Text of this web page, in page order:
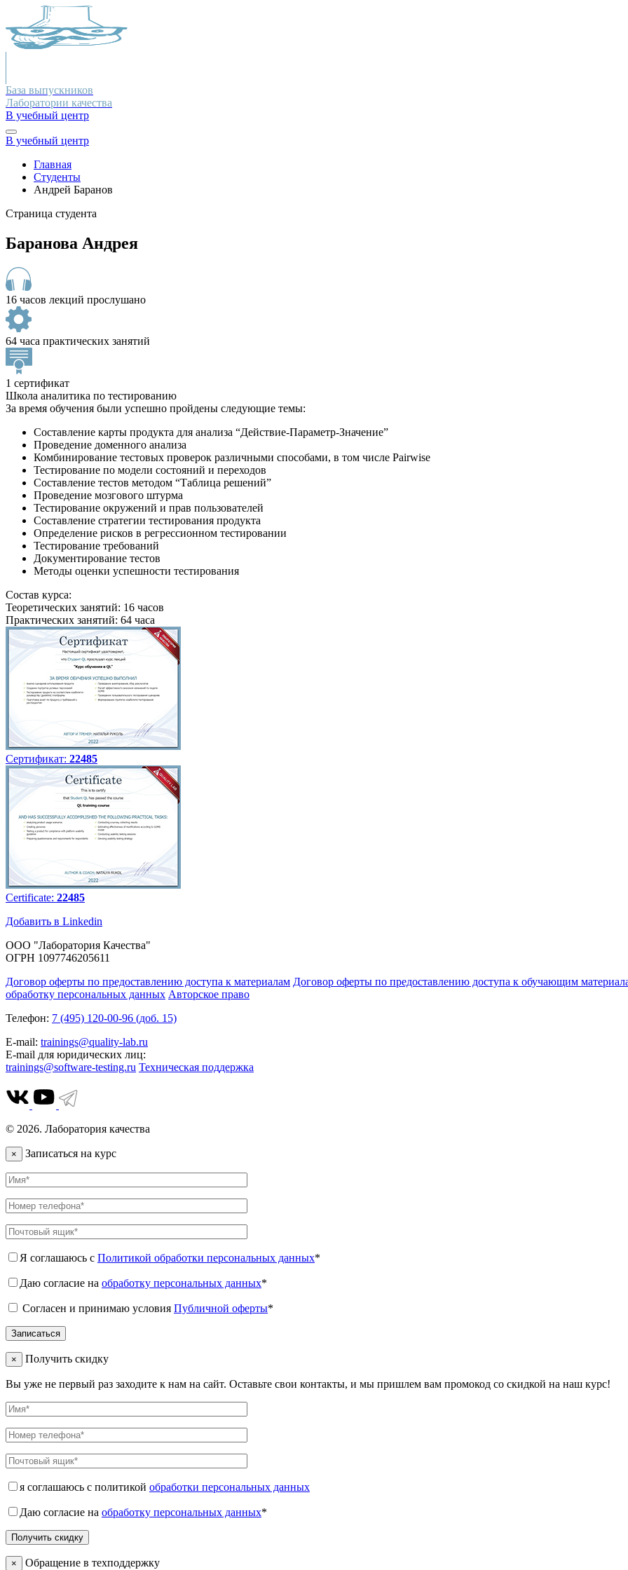
База выпускников
Лаборатории качества
В учебный центр
В учебный центр
Главная
Студенты
Андрей Баранов
Страница студента
Баранова Андрея
16 часов лекций прослушано
64 часа практических занятий
1 сертификат
Школа аналитика по тестированию
За время обучения были успешно пройдены следующие темы:
Составление карты продукта для анализа “Действие-Параметр-Значение”
Проведение доменного анализа
Комбинирование тестовых проверок различными способами, в том числе Pairwise
Тестирование по модели состояний и переходов
Составление тестов методом “Таблица решений”
Проведение мозгового штурма
Тестирование окружений и прав пользователей
Составление стратегии тестирования продукта
Определение рисков в регрессионном тестировании
Тестирование требований
Документирование тестов
Методы оценки успешности тестирования
Состав курса:
Теоретических занятий: 16 часов
Практических занятий: 64 часа
Сертификат: 22485
Certificate: 22485
Добавить в Linkedin
ООО "Лаборатория Качества"
ОГРН 1097746205611
Договор оферты по предоставлению доступа к материалам Договор оферты по предоставлению доступа к обучающим
обработку персональных данных Авторское право
Телефон: 7 (495) 120-00-96 (доб. 15)
E-mail: trainings@quality-lab.ru
E-mail для юридических лиц:
trainings@software-testing.ru Техническая поддержка
© 2026. Лаборатория качества
× Записаться на курс
Я соглашаюсь с Политикой обработки персональных данных*
Даю согласие на обработку персональных данных*
Согласен и принимаю условия Публичной оферты*
× Получить скидку
Вы уже не первый раз заходите к нам на сайт. Оставьте свои контакты, и мы пришлем вам промокод со скидкой на наш курс!
я соглашаюсь с политикой обработки персональных данных
Даю согласие на обработку персональных данных*
× Обращение в техподдержку